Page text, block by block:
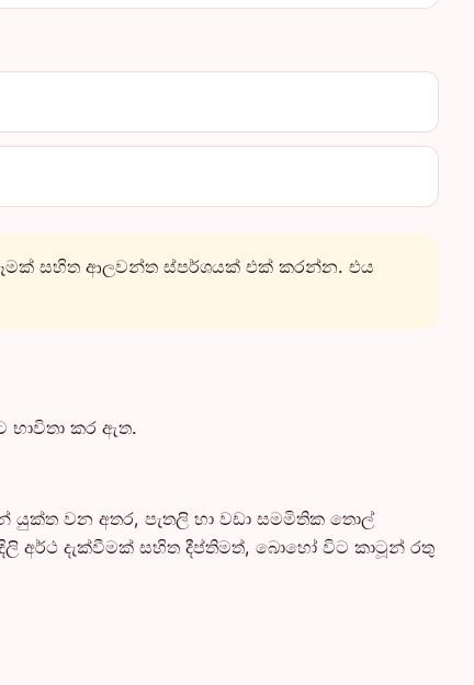
සහිත ආලවන්ත ස්පර්ශයක් එක් කරන්න. එය
භාවිතා කර ඇත.
යුක්ත වන අතර, පැතලි හා වඩා සමමිතික තොල්
අර්ථ දැක්වීමක් සහිත දීප්තිමත්, බොහෝ විට කාටූන් රතු